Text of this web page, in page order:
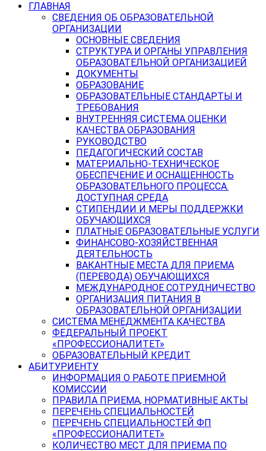
ГЛАВНАЯ
СВЕДЕНИЯ ОБ ОБРАЗОВАТЕЛЬНОЙ
ОРГАНИЗАЦИИ
ОСНОВНЫЕ СВЕДЕНИЯ
СТРУКТУРА И ОРГАНЫ УПРАВЛЕНИЯ
ОБРАЗОВАТЕЛЬНОЙ ОРГАНИЗАЦИЕЙ
ДОКУМЕНТЫ
ОБРАЗОВАНИЕ
ОБРАЗОВАТЕЛЬНЫЕ СТАНДАРТЫ И
ТРЕБОВАНИЯ
ВНУТРЕННЯЯ СИСТЕМА ОЦЕНКИ
КАЧЕСТВА ОБРАЗОВАНИЯ
РУКОВОДСТВО
ПЕДАГОГИЧЕСКИЙ СОСТАВ
МАТЕРИАЛЬНО-ТЕХНИЧЕСКОЕ
ОБЕСПЕЧЕНИЕ И ОСНАЩЕННОСТЬ
ОБРАЗОВАТЕЛЬНОГО ПРОЦЕССА.
ДОСТУПНАЯ СРЕДА
СТИПЕНДИИ И МЕРЫ ПОДДЕРЖКИ
ОБУЧАЮЩИХСЯ
ПЛАТНЫЕ ОБРАЗОВАТЕЛЬНЫЕ УСЛУГИ
ФИНАНСОВО-ХОЗЯЙСТВЕННАЯ
ДЕЯТЕЛЬНОСТЬ
ВАКАНТНЫЕ МЕСТА ДЛЯ ПРИЕМА
(ПЕРЕВОДА) ОБУЧАЮЩИХСЯ
МЕЖДУНАРОДНОЕ СОТРУДНИЧЕСТВО
ОРГАНИЗАЦИЯ ПИТАНИЯ В
ОБРАЗОВАТЕЛЬНОЙ ОРГАНИЗАЦИИ
СИСТЕМА МЕНЕДЖМЕНТА КАЧЕСТВА
ФЕДЕРАЛЬНЫЙ ПРОЕКТ
«ПРОФЕССИОНАЛИТЕТ»
ОБРАЗОВАТЕЛЬНЫЙ КРЕДИТ
АБИТУРИЕНТУ
ИНФОРМАЦИЯ О РАБОТЕ ПРИЕМНОЙ
КОМИССИИ
ПРАВИЛА ПРИЕМА, НОРМАТИВНЫЕ АКТЫ
ПЕРЕЧЕНЬ СПЕЦИАЛЬНОСТЕЙ
ПЕРЕЧЕНЬ СПЕЦИАЛЬНОСТЕЙ ФП
«ПРОФЕССИОНАЛИТЕТ»
КОЛИЧЕСТВО МЕСТ ДЛЯ ПРИЕМА ПО